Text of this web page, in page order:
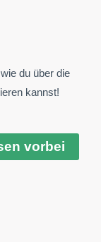
du über die
kannst!
vorbei